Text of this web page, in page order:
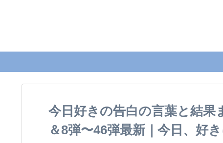
今日好きの告白の言葉と結果
＆8弾〜46弾最新｜今日、好